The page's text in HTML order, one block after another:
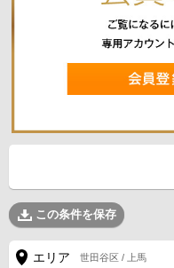
この条件を保存
エリア 世田谷区 / 上馬